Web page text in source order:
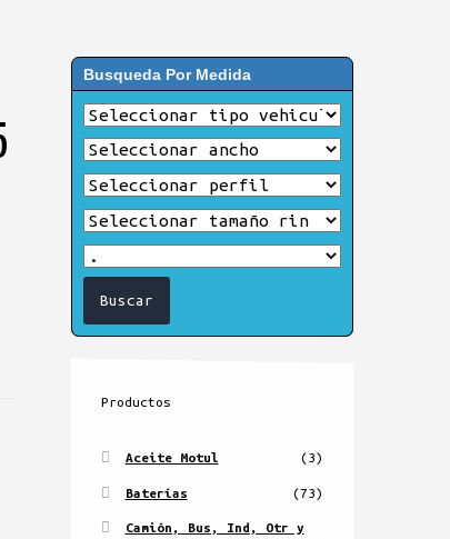
Busqueda Por Medida
Productos
Aceite Motul (3)
Baterías (73)
Camión, Bus, Ind, Otr y